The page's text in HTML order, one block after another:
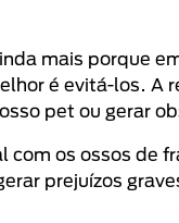
mais porque
é evitá-los. A
pet ou gerar
com os ossos de
prejuízos